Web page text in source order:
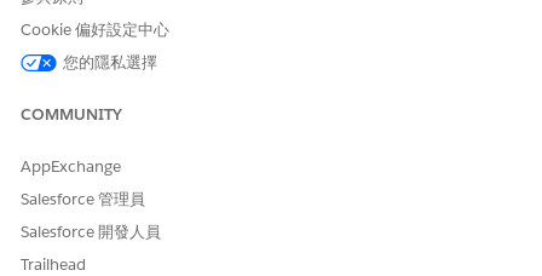
可要求。
現金獎金和獎勵提名
部署此範本,為經理和員工提供標準化路徑,以指定同事取得現時
管理員工結束和剝奪 IT 存取權
部署此範本以建構離職工作流程,以確保 HR 服務代表角色完成
清潔的 IT 與存取權淘汰。
Cookie 偏好設定中心
您的隱私選擇
COMMUNITY
AppExchange
Salesforce 管理員
Salesforce 開發人員
Trailhead